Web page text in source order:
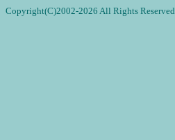
Copyright(C)2002-2026 All Rights Reserved